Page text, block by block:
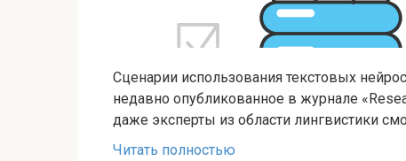
Сценарии использования текстовых
недавно опубликованное в журнале
даже эксперты из области лингвистики
Читать полностью